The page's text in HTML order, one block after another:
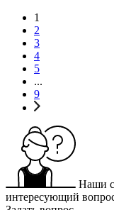
1
2
3
4
5
...
9
Наши
интересующий